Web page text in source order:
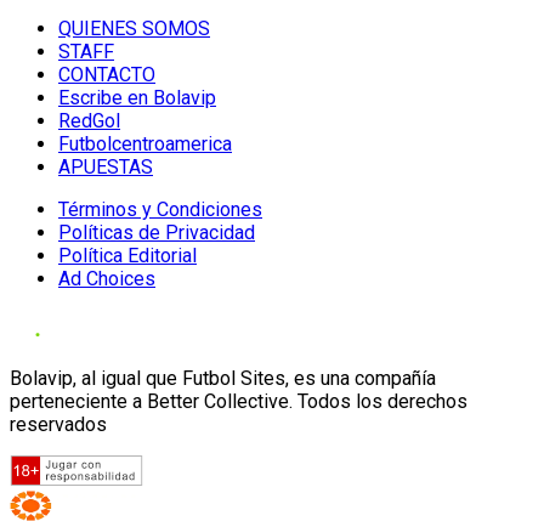
QUIENES SOMOS
STAFF
CONTACTO
Escribe en Bolavip
RedGol
Futbolcentroamerica
APUESTAS
Términos y Condiciones
Políticas de Privacidad
Política Editorial
Ad Choices
Bolavip, al igual que Futbol Sites, es una compañía
perteneciente a Better Collective. Todos los derechos
reservados